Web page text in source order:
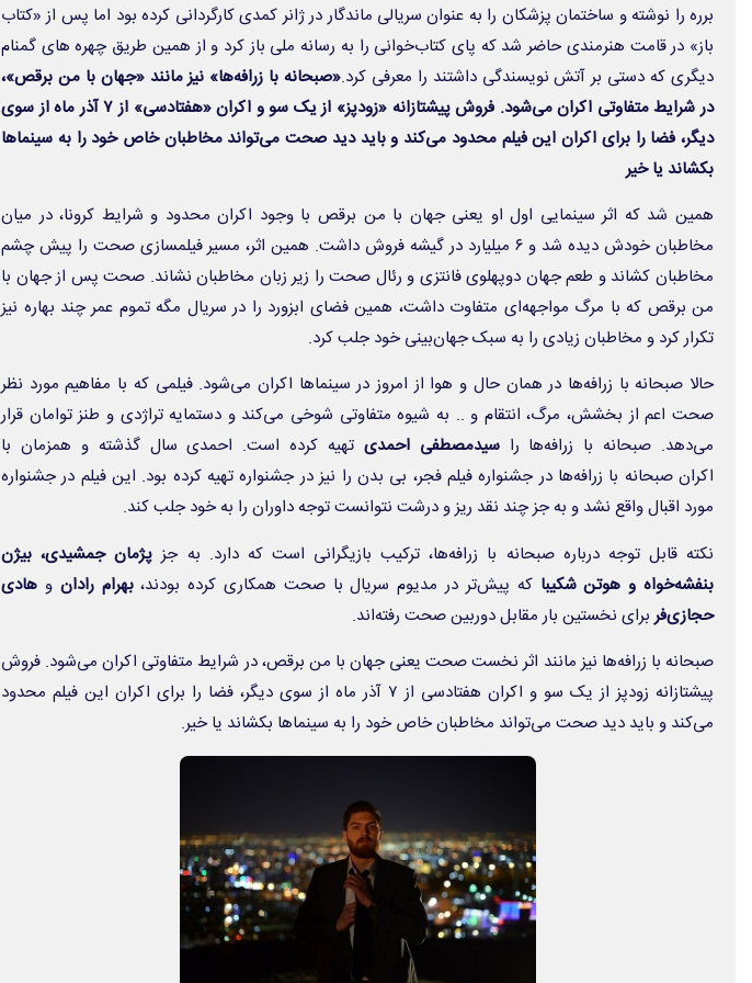
برره را نوشته و ساختمان پزشکان را به عنوان سریالی ماندگار در ژانر کمدی کارگردانی کرده بود اما پس از «کتاب
باز» در قامت هنرمندی حاضر شد که پای کتاب‌خوانی را به رسانه ملی باز کرد و از همین طریق چهره های گمنام
دیگری که دستی بر آتش نویسندگی داشتند را معرفی کرد.«صبحانه با زرافه‌ها» نیز مانند «جهان با من برقص»،
در شرایط متفاوتی اکران می‌شود. فروش پیشتازانه «زودپز» از یک سو و اکران «هفتادسی» از ۷ آذر ماه از سوی
دیگر، فضا را برای اکران این فیلم محدود می‌کند و باید دید صحت می‌تواند مخاطبان خاص خود را به سینماها
بکشاند یا خیر
همین شد که اثر سینمایی اول او یعنیجهان با من برقص با وجود اکران محدود و شرایط کرونا، در میان
مخاطبان خودش دیده شد و ۶ میلیارد در گیشه فروش داشت. همین اثر، مسیر فیلمسازی صحت را پیش چشم
مخاطبان کشاند و طعم جهان دوپهلوی فانتزی و رئال صحت را زیر زبان مخاطبان نشاند. صحت پس ازجهان با
من برقص که با مرگ مواجهه‌ای متفاوت داشت، همین فضای ابزورد را در سریال مگه تموم عمر چند بهاره نیز
تکرار کرد و مخاطبان زیادی را به سبک جهان‌بینی خود جلب کرد.
حالا صبحانه با زرافه‌ها در همان حال و هوا از امروز در سینماها اکران می‌شود. فیلمی که با مفاهیم مورد نظر
صحت اعم از بخشش، مرگ، انتقام و .. به شیوه متفاوتی شوخی می‌کند و دستمایه تراژدی و طنز توامان قرار
می‌دهد. صبحانه با زرافه‌ها راسیدمصطفی احمدی تهیه کرده است. احمدی سال گذشته و همزمان با
اکرانصبحانه با زرافه‌ها در جشنواره فیلم فجر، بی بدن را نیز در جشنواره تهیه کرده بود. این فیلم در جشنواره
مورد اقبال واقع نشد و به جز چند نقد ریز و درشت نتوانست توجه داوران را به خود جلب کند.
نکته قابل توجه دربارهصبحانه با زرافه‌ها، ترکیب بازیگرانی است که دارد. به جزپژمان جمشیدی، بیژن
بنفشه‌خواه و هوتن شکیباکه پیش‌تر در مدیوم سریال با صحت همکاری کرده بودند،بهرام رادانو هادی
حجازی‌فر برای نخستین بار مقابل دوربین صحت رفته‌اند.
صبحانه با زرافه‌ها نیز مانند اثر نخست صحت یعنیجهان با من برقص، در شرایط متفاوتی اکران می‌شود. فروش
پیشتازانهزودپزاز یک سو و اکران هفتادسی
از ۷ آذر ماه از سوی دیگر، فضا را برای اکران این فیلم محدود
می‌کند و باید دید صحت می‌تواند مخاطبان خاص خود را به سینماها بکشاند یا خیر.